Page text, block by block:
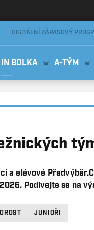
DIGITÁLNÍ ZÁPASOVÝ
IN BOLKA A-TÝM
a elévové
Podívejte se na
JUNIOŘI